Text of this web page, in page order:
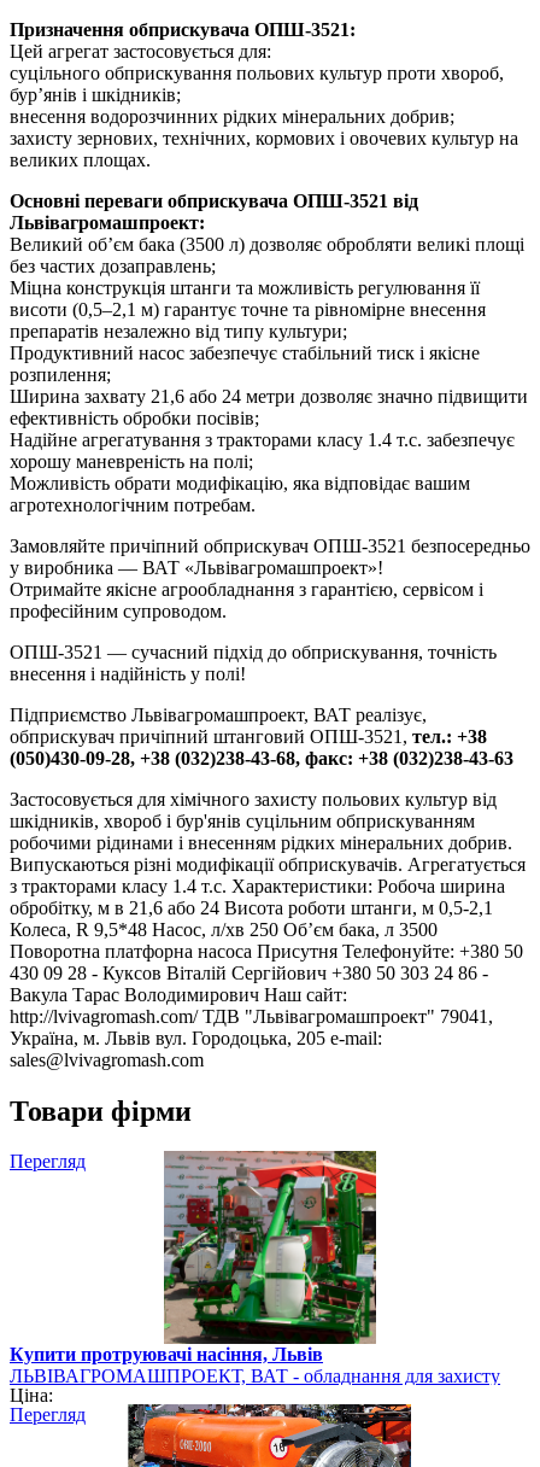
Призначення обприскувача ОПШ-3521:
Цей агрегат застосовується для:
суцільного обприскування польових культур проти хвороб,
бур’янів і шкідників;
внесення водорозчинних рідких мінеральних добрив;
захисту зернових, технічних, кормових і овочевих культур на
великих площах.
Основні переваги обприскувача ОПШ-3521 від
Львівагромашпроект:
Великий об’єм бака (3500 л) дозволяє обробляти великі площі
без частих дозаправлень;
Міцна конструкція штанги та можливість регулювання її
висоти (0,5–2,1 м) гарантує точне та рівномірне внесення
препаратів незалежно від типу культури;
Продуктивний насос забезпечує стабільний тиск і якісне
розпилення;
Ширина захвату 21,6 або 24 метри дозволяє значно підвищити
ефективність обробки посівів;
Надійне агрегатування з тракторами класу 1.4 т.с. забезпечує
хорошу маневреність на полі;
Можливість обрати модифікацію, яка відповідає вашим
агротехнологічним потребам.
Замовляйте причіпний обприскувач ОПШ-3521 безпосередньо
у виробника — ВАТ «Львівагромашпроект»!
Отримайте якісне агрообладнання з гарантією, сервісом і
професійним супроводом.
ОПШ-3521 — сучасний підхід до обприскування, точність
внесення і надійність у полі!
Підприємство Львівагромашпроект, ВАТ реалізує,
обприскувач причіпний штанговий ОПШ-3521, тел.: +38
(050)430-09-28, +38 (032)238-43-68, факс: +38 (032)238-43-63
Застосовується для хімічного захисту польових культур від
шкідників, хвороб і бур'янів суцільним обприскуванням
робочими рідинами і внесенням рідких мінеральних добрив.
Випускаються різні модифікації обприскувачів. Агрегатується
з тракторами класу 1.4 т.с. Характеристики: Робоча ширина
обробітку, м в 21,6 або 24 Висота роботи штанги, м 0,5-2,1
Колеса, R 9,5*48 Насос, л/хв 250 Об’єм бака, л 3500
Поворотна платфорна насоса Присутня Телефонуйте: +380 50
430 09 28 - Куксов Віталій Сергійович +380 50 303 24 86 -
Вакула Тарас Володимирович Наш сайт:
http://lvivagromash.com/ ТДВ "Львівагромашпроект" 79041,
Україна, м. Львів вул. Городоцька, 205 e-mail:
sales@lvivagromash.com
Товари фірми
Перегляд
Купити протруювачі насіння, Львів
ЛЬВІВАГРОМАШПРОЕКТ, ВАТ - обладнання для захисту
рослин
Ціна:
Перегляд